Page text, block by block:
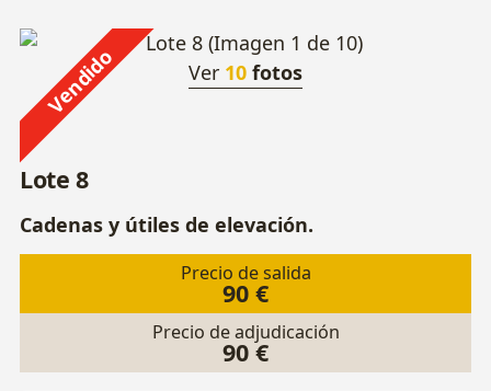
Vendido Ver 10 fotos
Lote 8
Cadenas y útiles de elevación.
Precio de salida
90 €
Precio de adjudicación
90 €